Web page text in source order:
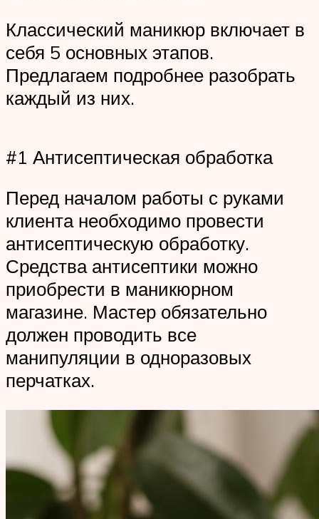
Классический маникюр включает в
себя 5 основных этапов.
Предлагаем подробнее разобрать
каждый из них.
#1 Антисептическая обработка
Перед началом работы с руками
клиента необходимо провести
антисептическую обработку.
Средства антисептики можно
приобрести в маникюрном
магазине. Мастер обязательно
должен проводить все
манипуляции в одноразовых
перчатках.